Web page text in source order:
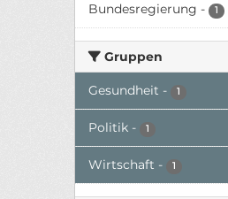
Bundesregierung - 1
Gruppen
Gesundheit - 1
Politik - 1
Wirtschaft - 1